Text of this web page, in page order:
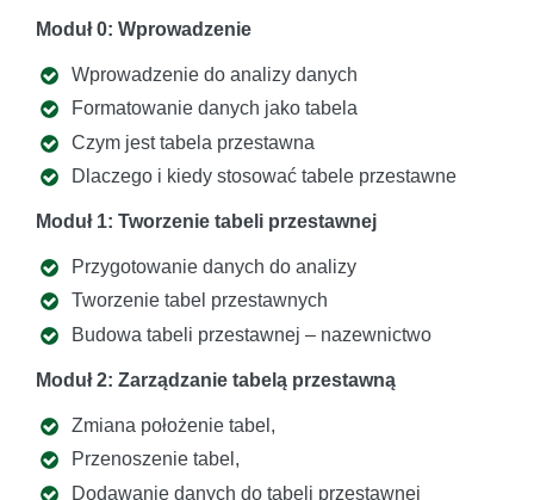
Moduł 0: Wprowadzenie
Wprowadzenie do analizy danych
Formatowanie danych jako tabela
Czym jest tabela przestawna
Dlaczego i kiedy stosować tabele przestawne
Moduł 1: Tworzenie tabeli przestawnej
Przygotowanie danych do analizy
Tworzenie tabel przestawnych
Budowa tabeli przestawnej – nazewnictwo
Moduł 2: Zarządzanie tabelą przestawną
Zmiana położenie tabel,
Przenoszenie tabel,
Dodawanie danych do tabeli przestawnej